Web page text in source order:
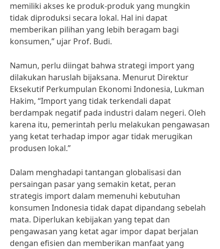
memiliki akses ke produk-produk yang mungkin
tidak diproduksi secara lokal. Hal ini dapat
memberikan pilihan yang lebih beragam bagi
konsumen,” ujar Prof. Budi.
Namun, perlu diingat bahwa strategi import yang
dilakukan haruslah bijaksana. Menurut Direktur
Eksekutif Perkumpulan Ekonomi Indonesia, Lukman
Hakim, “Import yang tidak terkendali dapat
berdampak negatif pada industri dalam negeri. Oleh
karena itu, pemerintah perlu melakukan pengawasan
yang ketat terhadap impor agar tidak merugikan
produsen lokal.”
Dalam menghadapi tantangan globalisasi dan
persaingan pasar yang semakin ketat, peran
strategis import dalam memenuhi kebutuhan
konsumen Indonesia tidak dapat dipandang sebelah
mata. Diperlukan kebijakan yang tepat dan
pengawasan yang ketat agar impor dapat berjalan
dengan efisien dan memberikan manfaat yang